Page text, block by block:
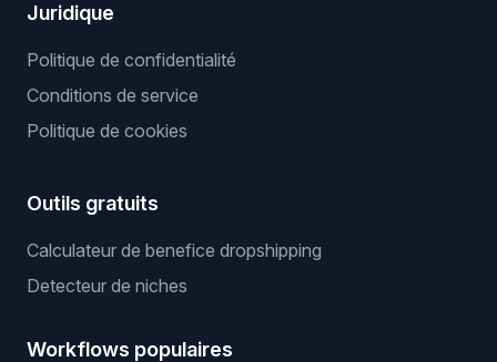
Juridique
Politique de confidentialité
Conditions de service
Politique de cookies
Outils gratuits
Calculateur de benefice dropshipping
Detecteur de niches
Workflows populaires